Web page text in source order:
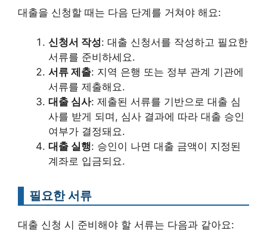
대출을 신청할 때는 다음 단계를 거쳐야 해요:
신청서 작성: 대출 신청서를 작성하고 필요한
서류를 준비하세요.
서류 제출: 지역 은행 또는 정부 관계 기관에
서류를 제출해요.
대출 심사: 제출된 서류를 기반으로 대출 심
사를 받게 되며, 심사 결과에 따라 대출 승인
여부가 결정돼요.
대출 실행: 승인이 나면 대출 금액이 지정된
계좌로 입금되요.
필요한 서류
대출 신청 시 준비해야 할 서류는 다음과 같아요: